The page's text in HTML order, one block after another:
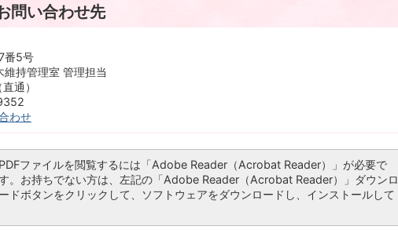
問い合わせ先
番5号
持管理室 管理担当
通）
わせ
PDFファイルを閲覧するには「Adobe Reader（Acrobat Reader）」が必要で
。お持ちでない方は、左記の「Adobe Reader（Acrobat Reader）」ダウンロ
ードボタンをクリックして、ソフトウェアをダウンロードし、インストールして